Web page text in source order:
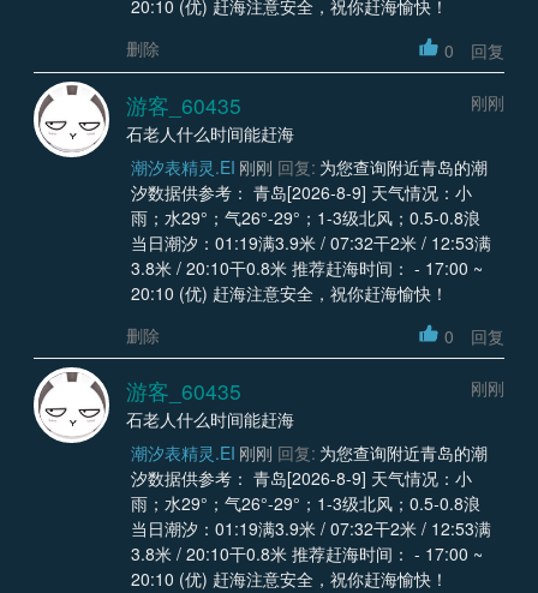
20:10 (优) 赶海注意安全，祝你赶海愉快！
删除
0 回复
游客_60435
刚刚
石老人什么时间能赶海
潮汐表精灵.EI 刚刚 回复: 为您查询附近青岛的潮
汐数据供参考： 青岛[2026-8-9] 天气情况：小
雨；水29°；气26°-29°；1-3级北风；0.5-0.8浪
当日潮汐：01:19满3.9米 / 07:32干2米 / 12:53满
3.8米 / 20:10干0.8米 推荐赶海时间： - 17:00 ~
20:10 (优) 赶海注意安全，祝你赶海愉快！
删除
0 回复
游客_60435
刚刚
石老人什么时间能赶海
潮汐表精灵.EI 刚刚 回复: 为您查询附近青岛的潮
汐数据供参考： 青岛[2026-8-9] 天气情况：小
雨；水29°；气26°-29°；1-3级北风；0.5-0.8浪
当日潮汐：01:19满3.9米 / 07:32干2米 / 12:53满
3.8米 / 20:10干0.8米 推荐赶海时间： - 17:00 ~
20:10 (优) 赶海注意安全，祝你赶海愉快！